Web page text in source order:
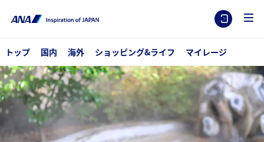
トップ 国内 海外 ショッピング&ライフ マイレージ